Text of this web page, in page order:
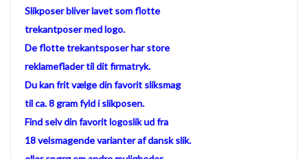
Slikposer bliver lavet som flotte
trekantposer med logo.
De flotte trekantsposer har store
reklameflader til dit firmatryk.
Du kan frit vælge din favorit sliksmag
til ca. 8 gram fyld i slikposen.
Find selv din favorit logoslik ud fra
18 velsmagende varianter af dansk slik.